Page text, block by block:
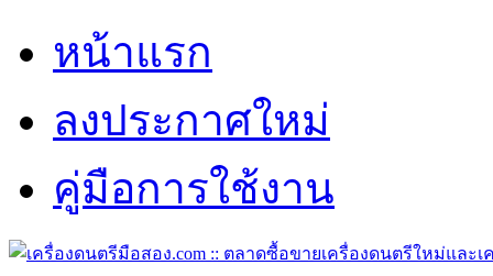
หน้าแรก
ลงประกาศใหม่
คู่มือการใช้งาน